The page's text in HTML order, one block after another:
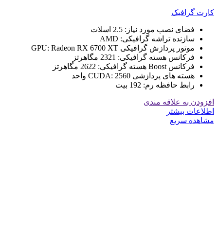
کارت گرافیک
فضای نصب مورد نیاز: 2.5 اسلات
سازنده تراشه گرافیکی: AMD
موتور پردازش گرافیکی GPU: Radeon RX 6700 XT
فرکانس هسته گرافیکی: 2321 مگاهرتز
فرکانس Boost هسته گرافیکی:
2622 مگاهرتز
هسته های پردازشی CUDA: 2560 واحد
رابط حافظه رم: 192 بیت
افزودن به علاقه مندی
اطلاعات بیشتر
مشاهده سریع